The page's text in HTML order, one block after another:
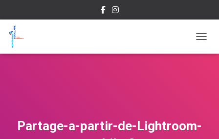
Partage-a-partir-de-Lightroom-